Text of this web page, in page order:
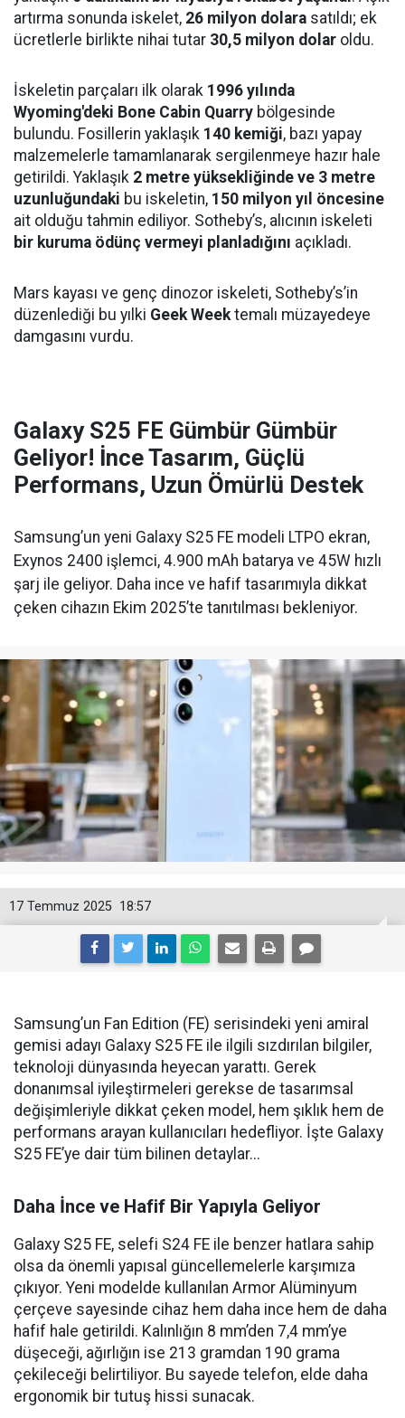
artırma sonunda iskelet, 26 milyon dolara satıldı; ek
ücretlerle birlikte nihai tutar 30,5 milyon dolar oldu.
İskeletin parçaları ilk olarak 1996 yılında
Wyoming'deki Bone Cabin Quarry bölgesinde
bulundu. Fosillerin yaklaşık 140 kemiği, bazı yapay
malzemelerle tamamlanarak sergilenmeye hazır hale
getirildi. Yaklaşık 2 metre yüksekliğinde ve 3 metre
uzunluğundaki bu iskeletin, 150 milyon yıl öncesine
ait olduğu tahmin ediliyor. Sotheby’s, alıcının iskeleti
bir kuruma ödünç vermeyi planladığını açıkladı.
Mars kayası ve genç dinozor iskeleti, Sotheby’s’in
düzenlediği bu yılki Geek Week temalı müzayedeye
damgasını vurdu.
Galaxy S25 FE Gümbür Gümbür
Geliyor! İnce Tasarım, Güçlü
Performans, Uzun Ömürlü Destek
Samsung’un yeni Galaxy S25 FE modeli LTPO ekran,
Exynos 2400 işlemci, 4.900 mAh batarya ve 45W hızlı
şarj ile geliyor. Daha ince ve hafif tasarımıyla dikkat
çeken cihazın Ekim 2025’te tanıtılması bekleniyor.
18:57
17 Temmuz 2025
Samsung’un Fan Edition (FE) serisindeki yeni amiral
gemisi adayı Galaxy S25 FE ile ilgili sızdırılan bilgiler,
teknoloji dünyasında heyecan yarattı. Gerek
donanımsal iyileştirmeleri gerekse de tasarımsal
değişimleriyle dikkat çeken model, hem şıklık hem de
performans arayan kullanıcıları hedefliyor. İşte Galaxy
S25 FE’ye dair tüm bilinen detaylar...
Daha İnce ve Hafif Bir Yapıyla Geliyor
Galaxy S25 FE, selefi S24 FE ile benzer hatlara sahip
olsa da önemli yapısal güncellemelerle karşımıza
çıkıyor. Yeni modelde kullanılan Armor Alüminyum
çerçeve sayesinde cihaz hem daha ince hem de daha
hafif hale getirildi. Kalınlığın 8 mm’den 7,4 mm’ye
düşeceği, ağırlığın ise 213 gramdan 190 grama
çekileceği belirtiliyor. Bu sayede telefon, elde daha
ergonomik bir tutuş hissi sunacak.